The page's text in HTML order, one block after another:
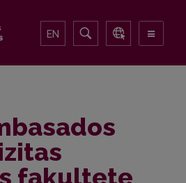
EN
fakultete